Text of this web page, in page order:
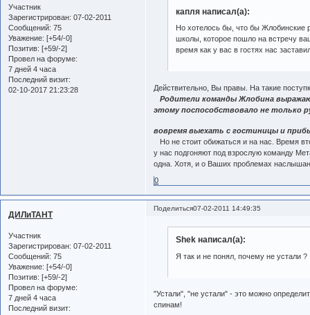
Участник
Зарегистрирован: 07-02-2011
Сообщений: 75
Уважение: [+54/-0]
Позитив: [+59/-2]
Провел на форуме:
7 дней 4 часа
Последний визит:
02-10-2017 21:23:28
капля написал(а):
Но хотелось бы, что бы Жлобинские
школы, которое пошло на встречу
время как у вас в гостях нас
Действительно, Вы правы. На такие
Родители команды Жлобина
этому поспособствовало не только
вовремя выехать с гостиницы и
Но не стоит обижаться и на нас. Время
у нас подгоняют под взрослую команду
одна. Хотя, и о Ваших проблемах
0
Поделиться07-02-2011 14:49:35
ДИЛиТАНТ
Участник
Зарегистрирован: 07-02-2011
Сообщений: 75
Уважение: [+54/-0]
Позитив: [+59/-2]
Провел на форуме:
7 дней 4 часа
Последний визит:
Shek написал(а):
Я так и не понял, почему не устали ?
"Устали", "не устали" - это можно
спинам!